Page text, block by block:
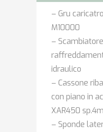
– Gru
M10000
–
idraulico
– Cassone
con piano in
XAR450
– Sponde